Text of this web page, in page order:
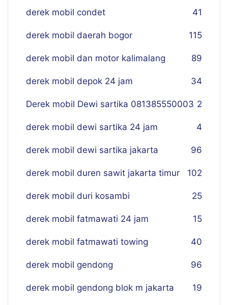
derek mobil condet 41
derek mobil daerah bogor 115
derek mobil dan motor kalimalang 89
derek mobil depok 24 jam 34
Derek mobil Dewi sartika 081385550003 2
derek mobil dewi sartika 24 jam 4
derek mobil dewi sartika jakarta 96
derek mobil duren sawit jakarta timur 102
derek mobil duri kosambi 25
derek mobil fatmawati 24 jam 15
derek mobil fatmawati towing 40
derek mobil gendong 96
derek mobil gendong blok m jakarta 19